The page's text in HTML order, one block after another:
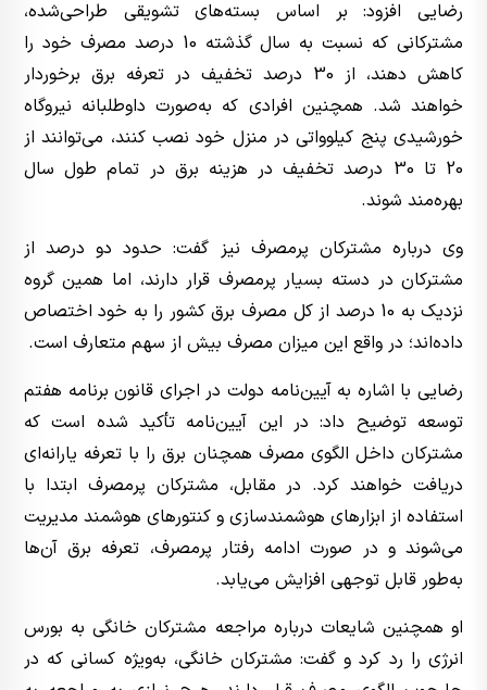
رضایی افزود: بر اساس بسته‌های تشویقی طراحی‌شده،
مشترکانی که نسبت به سال گذشته 10 درصد مصرف خود را
کاهش دهند، از 30 درصد تخفیف در تعرفه برق برخوردار
خواهند شد. همچنین افرادی که به‌صورت داوطلبانه نیروگاه
خورشیدی پنج کیلوواتی در منزل خود نصب کنند، می‌توانند از
20 تا 30 درصد تخفیف در هزینه برق در تمام طول سال
بهره‌مند شوند.
وی درباره مشترکان پرمصرف نیز گفت: حدود دو درصد از
مشترکان در دسته بسیار پرمصرف قرار دارند، اما همین گروه
نزدیک به 10 درصد از کل مصرف برق کشور را به خود اختصاص
داده‌اند؛ در واقع این میزان مصرف بیش از سهم متعارف است.
رضایی با اشاره به آیین‌نامه دولت در اجرای قانون برنامه هفتم
توسعه توضیح داد: در این آیین‌نامه تأکید شده است که
مشترکان داخل الگوی مصرف همچنان برق را با تعرفه یارانه‌ای
دریافت خواهند کرد. در مقابل، مشترکان پرمصرف ابتدا با
استفاده از ابزارهای هوشمندسازی و کنتورهای هوشمند مدیریت
می‌شوند و در صورت ادامه رفتار پرمصرف، تعرفه برق آن‌ها
به‌طور قابل توجهی افزایش می‌یابد.
او همچنین شایعات درباره مراجعه مشترکان خانگی به بورس
انرژی را رد کرد و گفت: مشترکان خانگی، به‌ویژه کسانی که در